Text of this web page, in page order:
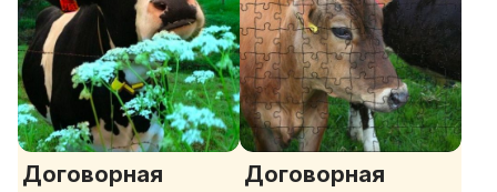
Договорная Договорная